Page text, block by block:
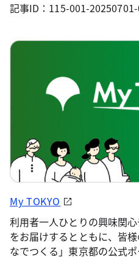
記事ID：115-001-
My TOKYO
利用者一人ひとりの興味関
をお届けするとともに、皆
なでつくる」東京都の公式ポ